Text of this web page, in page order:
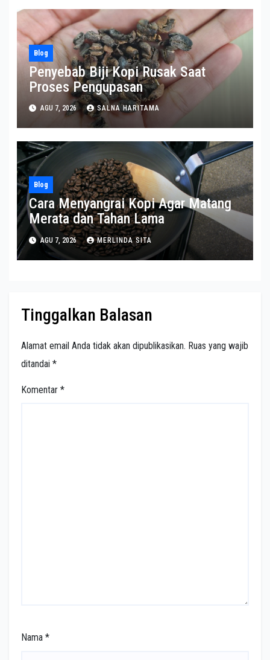
Blog
Penyebab Biji Kopi Rusak Saat
Proses Pengupasan
AGU 7, 2026 SALNA HARITAMA
Blog
Cara Menyangrai Kopi Agar Matang
Merata dan Tahan Lama
AGU 7, 2026 MERLINDA SITA
Tinggalkan Balasan
Alamat email Anda tidak akan dipublikasikan. Ruas yang wajib
ditandai *
Komentar *
Nama *